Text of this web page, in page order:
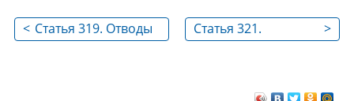
< Статья 319. Отводы
>
Статья 321.
таможенных